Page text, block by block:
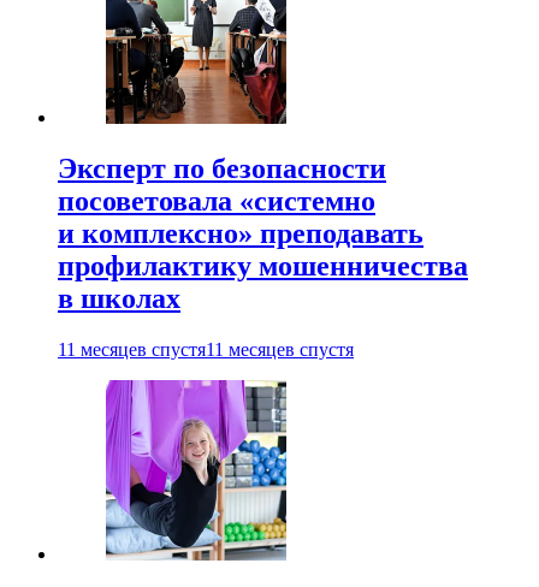
Эксперт по безопасности
посоветовала «системно
и комплексно» преподавать
профилактику мошенничества
в школах
11 месяцев спустя11 месяцев спустя